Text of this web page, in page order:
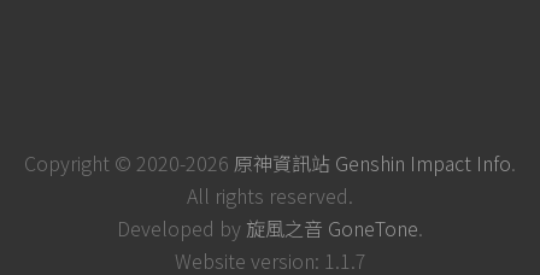
Copyright © 2020-2026 原神資訊站 Genshin Impact Info.
All rights reserved.
Developed by 旋風之音 GoneTone.
Website version: 1.1.7